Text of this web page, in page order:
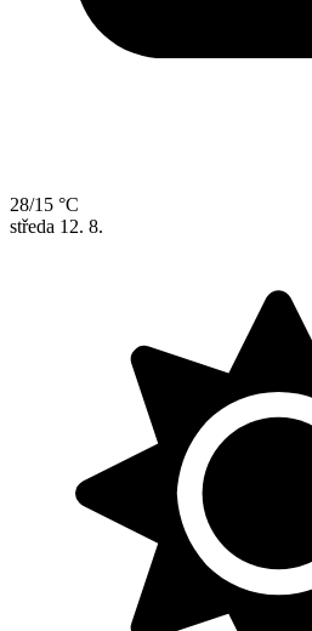
28/15 °C
středa 12. 8.